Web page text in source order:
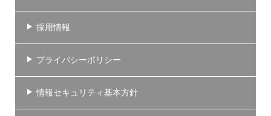
採用情報
プライバシーポリシー
情報セキュリティ基本方針